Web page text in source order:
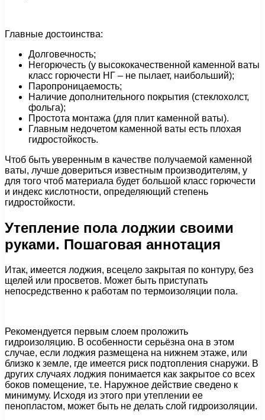
Главные достоинства:
Долговечность;
Негорючесть (у высококачественной каменной ваты
класс горючести НГ – не пылает, наибольший);
Паропроницаемость;
Наличие дополнительного покрытия (стеклохолст,
фольга);
Простота монтажа (для плит каменной ваты).
Главным недочетом каменной ваты есть плохая
гидростойкость.
Чтоб быть уверенным в качестве получаемой каменной
ваты, лучше довериться известным производителям, у
для того чтоб материала будет большой класс горючести
и индекс кислотности, определяющий степень
гидростойкости.
Утепление пола лоджии своими
руками. Пошаговая аннотация
Итак, имеется лоджия, всецело закрытая по контуру, без
щелей или просветов. Может быть приступать
непосредственно к работам по термоизоляции пола.
Рекомендуется первым слоем проложить
гидроизоляцию. В особенности серьёзна она в этом
случае, если лоджия размещена на нижнем этаже, или
близко к земле, где имеется риск подтопления снаружи. В
других случаях лоджия понимается как закрытое со всех
боков помещение, т.е. Наружное действие сведено к
минимуму. Исходя из этого при утеплении ее
пенопластом, может быть не делать слой гидроизоляции.